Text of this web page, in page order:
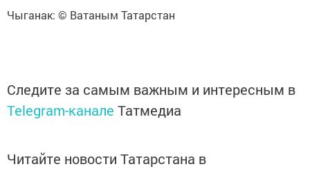
Чыганак: © Ватаным Татарстан
Следите за самым важным и интересным в
Telegram-канале Татмедиа
Читайте новости Татарстана в